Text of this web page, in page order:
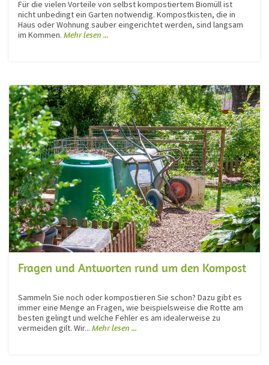
Für die vielen Vorteile von selbst kompostiertem Biomüll ist
nicht unbedingt ein Garten notwendig. Kompostkisten, die in
Haus oder Wohnung sauber eingerichtet werden, sind langsam
im Kommen. Mehr lesen ...
Fragen und Antworten rund um den Kompost
Sammeln Sie noch oder kompostieren Sie schon? Dazu gibt es
immer eine Menge an Fragen, wie beispielsweise die Rotte am
besten gelingt und welche Fehler es am idealerweise zu
vermeiden gilt. Wir... Mehr lesen ...